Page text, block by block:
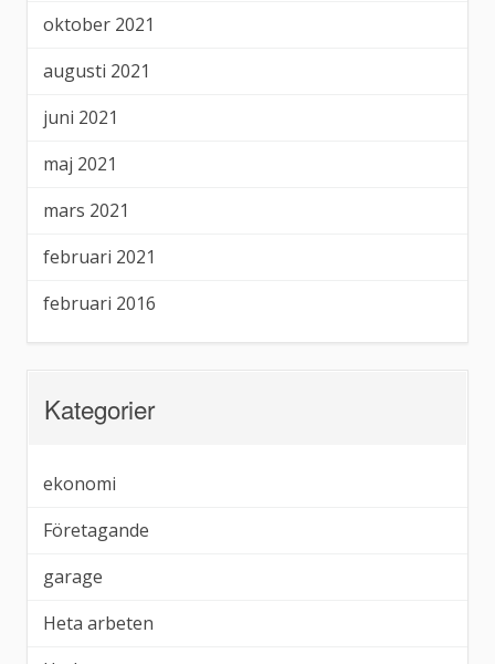
oktober 2021
augusti 2021
juni 2021
maj 2021
mars 2021
februari 2021
februari 2016
Kategorier
ekonomi
Företagande
garage
Heta arbeten